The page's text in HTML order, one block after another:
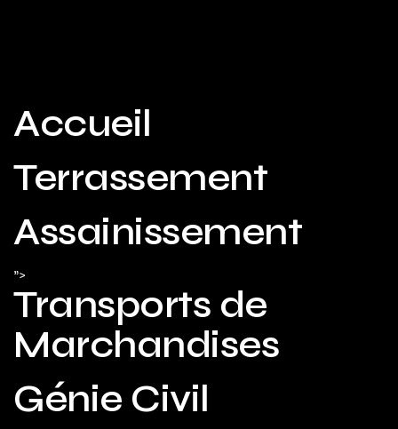
Accueil
Terrassement
Assainissement
">
Transports de
Marchandises
Génie Civil